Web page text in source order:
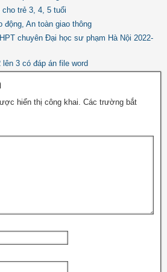
trẻ 3, 4, 5 tuổi
động, An toàn giao thông
chuyên Đại học sư phạm Hà Nội 2022-
3 có đáp án file word
hiển thị công khai. Các trường bắt